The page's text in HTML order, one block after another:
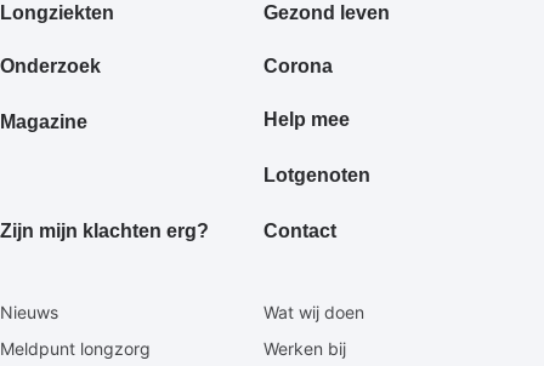
Primair
Longziekten Gezond leven
Onderzoek Corona
Magazine Help mee
Lotgenoten
Zijn mijn klachten erg? Contact
Secundaire
Nieuws
Wat wij doen
Meldpunt longzorg
Werken bij